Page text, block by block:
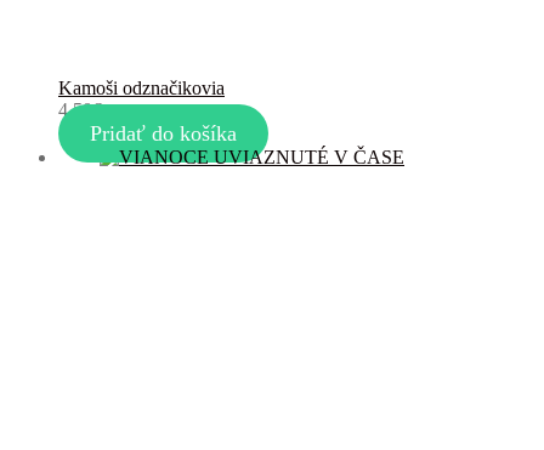
Kamoši odznačikovia
4,50€
Pridať do košíka